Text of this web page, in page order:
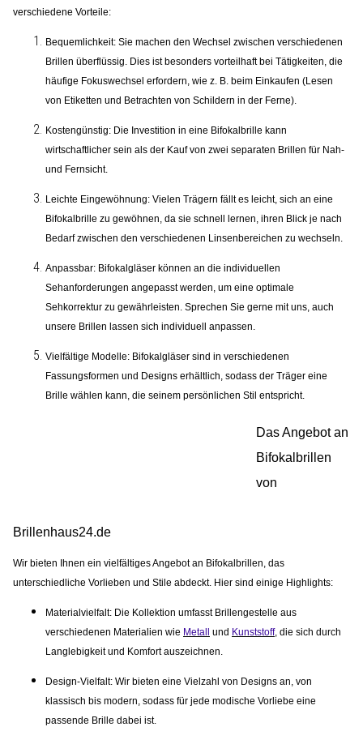
verschiedene Vorteile:
Bequemlichkeit: Sie machen den Wechsel zwischen verschiedenen
Brillen überflüssig. Dies ist besonders vorteilhaft bei Tätigkeiten, die
häufige Fokuswechsel erfordern, wie z. B. beim Einkaufen (Lesen
von Etiketten und Betrachten von Schildern in der Ferne).
Kostengünstig: Die Investition in eine Bifokalbrille kann
wirtschaftlicher sein als der Kauf von zwei separaten Brillen für Nah-
und Fernsicht.
Leichte Eingewöhnung: Vielen Trägern fällt es leicht, sich an eine
Bifokalbrille zu gewöhnen, da sie schnell lernen, ihren Blick je nach
Bedarf zwischen den verschiedenen Linsenbereichen zu wechseln.
Anpassbar: Bifokalgläser können an die individuellen
Sehanforderungen angepasst werden, um eine optimale
Sehkorrektur zu gewährleisten. Sprechen Sie gerne mit uns, auch
unsere Brillen lassen sich individuell anpassen.
Vielfältige Modelle: Bifokalgläser sind in verschiedenen
Fassungsformen und Designs erhältlich, sodass der Träger eine
Brille wählen kann, die seinem persönlichen Stil entspricht.
Das Angebot an
Bifokalbrillen
von
Brillenhaus24.de
Wir bieten Ihnen ein vielfältiges Angebot an Bifokalbrillen, das
unterschiedliche Vorlieben und Stile abdeckt. Hier sind einige Highlights:
Materialvielfalt: Die Kollektion umfasst Brillengestelle aus
verschiedenen Materialien wie Metall und Kunststoff, die sich durch
Langlebigkeit und Komfort auszeichnen.
Design-Vielfalt: Wir bieten eine Vielzahl von Designs an, von
klassisch bis modern, sodass für jede modische Vorliebe eine
passende Brille dabei ist.